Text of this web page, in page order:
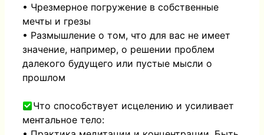
• Чрезмерное погружение в собственные
мечты и грезы
• Размышление о том, что для вас не имеет
значение, например, о решении проблем
далекого будущего или пустые мысли о
прошлом
Что способствует исцелению и усиливает
ментальное тело: